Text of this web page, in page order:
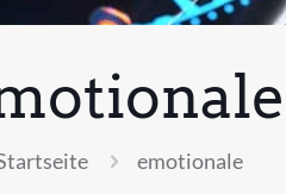
emotionale